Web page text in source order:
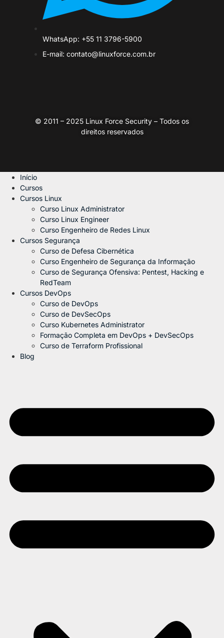
WhatsApp: +55 11 3796-5900
E-mail: contato@linuxforce.com.br
© 2011 – 2025 Linux Force Security – Todos os
direitos reservados
Início
Cursos
Cursos Linux
Curso Linux Administrator
Curso Linux Engineer
Curso Engenheiro de Redes Linux
Cursos Segurança
Curso de Defesa Cibernética
Curso Engenheiro de Segurança da Informação
Curso de Segurança Ofensiva: Pentest, Hacking e
RedTeam
Cursos DevOps
Curso de DevOps
Curso de DevSecOps
Curso Kubernetes Administrator
Formação Completa em DevOps + DevSecOps
Curso de Terraform Profissional
Blog